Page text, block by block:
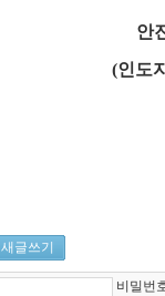
안
(인도
새글쓰기
비밀번